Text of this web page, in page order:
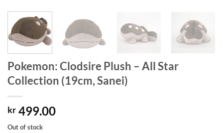
Pokemon: Clodsire Plush – All Star
Collection (19cm, Sanei)
kr 499.00
Out of stock